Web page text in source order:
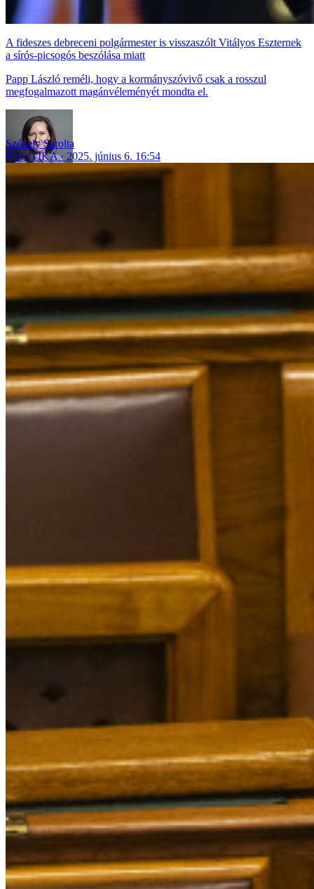
A fideszes debreceni polgármester is visszaszólt Vitályos Eszternek
a sírós-picsogós beszólása miatt
Papp László reméli, hogy a kormányszóvivő csak a rosszul
megfogalmazott magánvéleményét mondta el.
Székely Sarolta
POLITIKA
2025. június 6. 16:54